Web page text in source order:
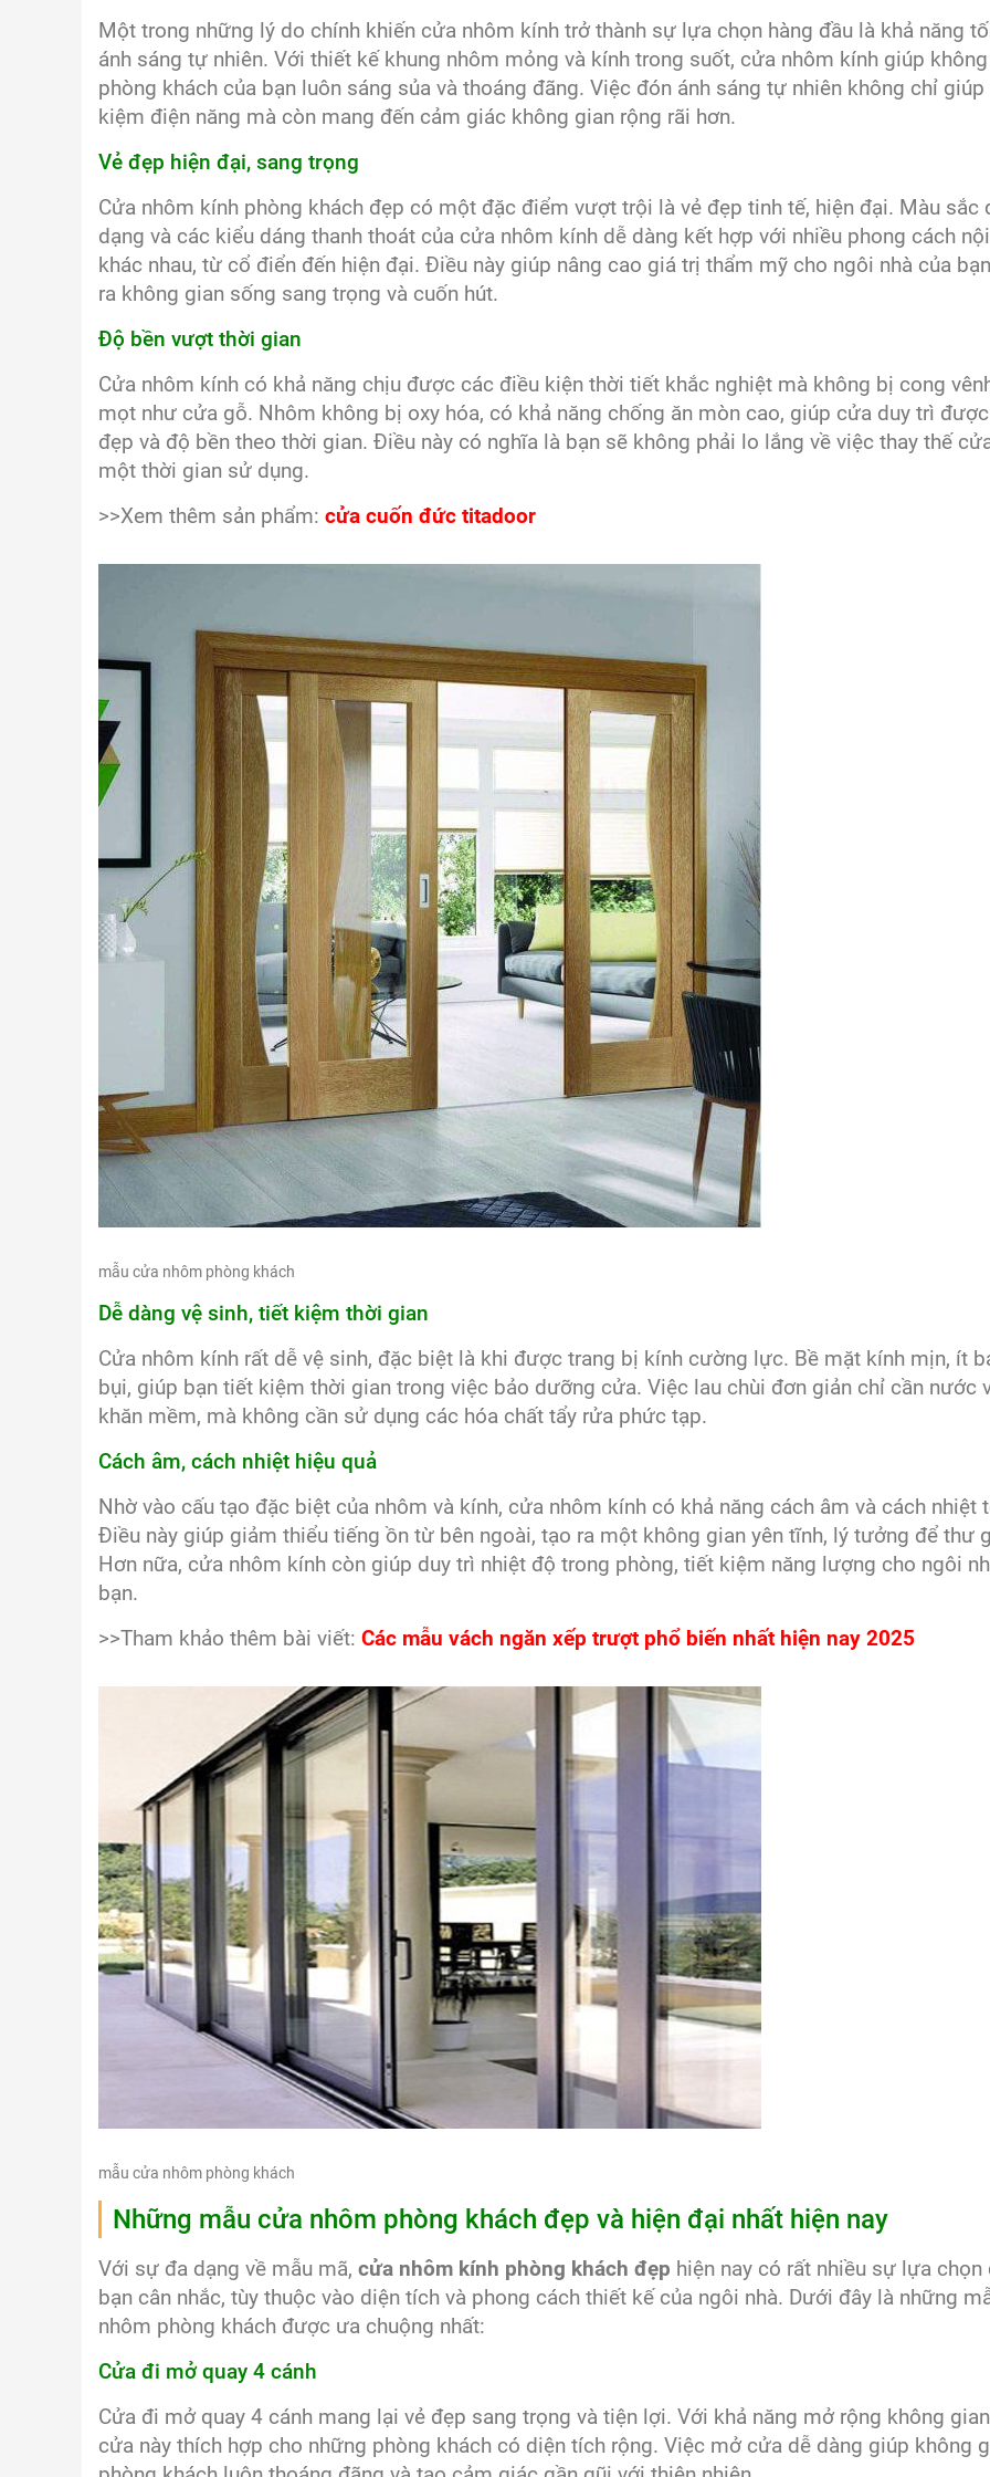
Một trong những lý do chính khiến cửa nhôm kính trở thành sự lựa chọn hàng đầu là khả năng
ánh sáng tự nhiên. Với thiết kế khung nhôm mỏng và kính trong suốt, cửa nhôm kính giúp
phòng khách của bạn luôn sáng sủa và thoáng đãng. Việc đón ánh sáng tự nhiên không chỉ
kiệm điện năng mà còn mang đến cảm giác không gian rộng rãi hơn.
Vẻ đẹp hiện đại, sang trọng
Cửa nhôm kính phòng khách đẹp có một đặc điểm vượt trội là vẻ đẹp tinh tế, hiện đại. Màu sắc
dạng và các kiểu dáng thanh thoát của cửa nhôm kính dễ dàng kết hợp với nhiều phong cách
khác nhau, từ cổ điển đến hiện đại. Điều này giúp nâng cao giá trị thẩm mỹ cho ngôi nhà của
ra không gian sống sang trọng và cuốn hút.
Độ bền vượt thời gian
Cửa nhôm kính có khả năng chịu được các điều kiện thời tiết khắc nghiệt mà không bị cong
mọt như cửa gỗ. Nhôm không bị oxy hóa, có khả năng chống ăn mòn cao, giúp cửa duy trì
đẹp và độ bền theo thời gian. Điều này có nghĩa là bạn sẽ không phải lo lắng về việc thay thế
một thời gian sử dụng.
>>Xem thêm sản phẩm: cửa cuốn đức titadoor
mẫu cửa nhôm phòng khách
Dễ dàng vệ sinh, tiết kiệm thời gian
Cửa nhôm kính rất dễ vệ sinh, đặc biệt là khi được trang bị kính cường lực. Bề mặt kính mịn, ít
bụi, giúp bạn tiết kiệm thời gian trong việc bảo dưỡng cửa. Việc lau chùi đơn giản chỉ cần nước
khăn mềm, mà không cần sử dụng các hóa chất tẩy rửa phức tạp.
Cách âm, cách nhiệt hiệu quả
Nhờ vào cấu tạo đặc biệt của nhôm và kính, cửa nhôm kính có khả năng cách âm và cách nhiệt
Điều này giúp giảm thiểu tiếng ồn từ bên ngoài, tạo ra một không gian yên tĩnh, lý tưởng để thư
Hơn nữa, cửa nhôm kính còn giúp duy trì nhiệt độ trong phòng, tiết kiệm năng lượng cho ngôi
bạn.
>>Tham khảo thêm bài viết: Các mẫu vách ngăn xếp trượt phổ biến nhất hiện nay 2025
mẫu cửa nhôm phòng khách
Những mẫu cửa nhôm phòng khách đẹp và hiện đại nhất hiện nay
Với sự đa dạng về mẫu mã, cửa nhôm kính phòng khách đẹp hiện nay có rất nhiều sự lựa chọn
bạn cân nhắc, tùy thuộc vào diện tích và phong cách thiết kế của ngôi nhà. Dưới đây là những
nhôm phòng khách được ưa chuộng nhất:
Cửa đi mở quay 4 cánh
Cửa đi mở quay 4 cánh mang lại vẻ đẹp sang trọng và tiện lợi. Với khả năng mở rộng không
cửa này thích hợp cho những phòng khách có diện tích rộng. Việc mở cửa dễ dàng giúp không